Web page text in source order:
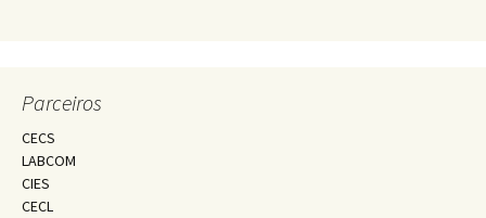
Parceiros
CECS
LABCOM
CIES
CECL